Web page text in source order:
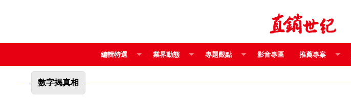
編輯特選 業界動態 專題觀點 影音專區 推薦專案
數字揭真相